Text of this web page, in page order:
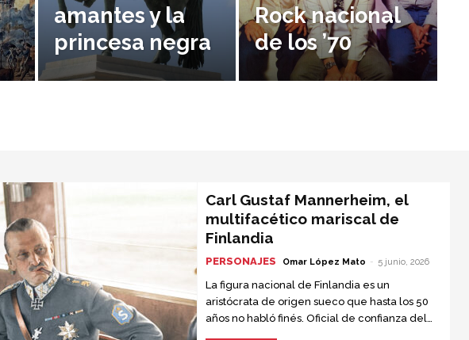
amantes y la
princesa negra
Rock nacional
de los ’70
Carl Gustaf Mannerheim, el
multifacético mariscal de
Finlandia
PERSONAJES Omar López Mato - 5 junio, 2026
La figura nacional de Finlandia es un
aristócrata de origen sueco que hasta los 50
años no habló finés. Oficial de confianza del